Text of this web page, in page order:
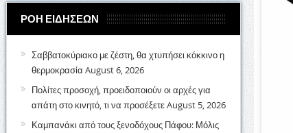
ΡΟΗ ΕΙΔΗΣΕΩΝ
Σαββατοκύριακο με ζέστη, θα χτυπήσει κόκκινο η
θερμοκρασία August 6, 2026
Πολίτες προσοχή, προειδοποιούν οι αρχές για
απάτη στο κινητό, τι να προσέξετεAugust 5, 2026
Καμπανάκι από τους ξενοδόχους Πάφου: Μόλις